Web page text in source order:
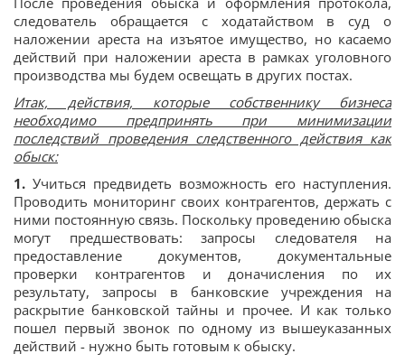
следователь обращается с ходатайством в суд о
наложении ареста на изъятое имущество, но касаемо
действий при наложении ареста в рамках уголовного
производства мы будем освещать в других постах.
Итак, действия, которые собственнику бизнеса
необходимо предпринять при минимизации
последствий проведения следственного действия как
обыск:
1. Учиться предвидеть возможность его наступления.
Проводить мониторинг своих контрагентов, держать с
ними постоянную связь. Поскольку проведению обыска
могут предшествовать: запросы следователя на
предоставление документов, документальные
проверки контрагентов и доначисления по их
результату, запросы в банковские учреждения на
раскрытие банковской тайны и прочее. И как только
пошел первый звонок по одному из вышеуказанных
действий - нужно быть готовым к обыску.